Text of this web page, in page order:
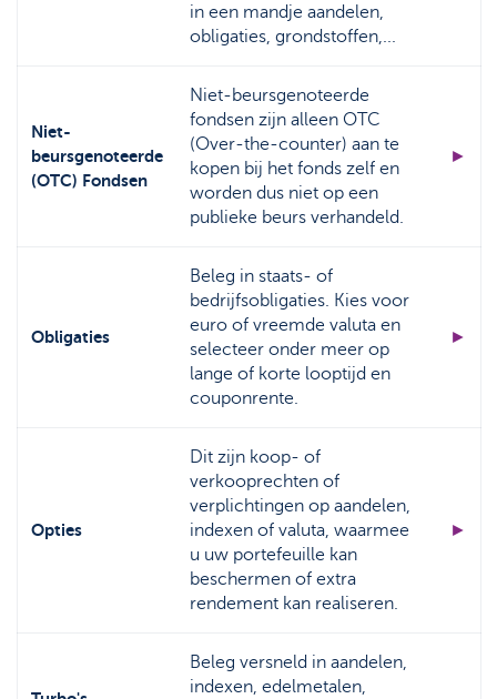
in een mandje aandelen,
obligaties, grondstoffen,...
Niet-
beursgenoteerde
(OTC) Fondsen
Niet-beursgenoteerde
fondsen zijn alleen OTC
(Over-the-counter) aan te
kopen bij het fonds zelf en
worden dus niet op een
publieke beurs verhandeld.
►
Obligaties
Beleg in staats- of
bedrijfsobligaties. Kies voor
euro of vreemde valuta en
selecteer onder meer op
lange of korte looptijd en
couponrente.
►
Opties
Dit zijn koop- of
verkooprechten of
verplichtingen op aandelen,
indexen of valuta, waarmee
u uw portefeuille kan
beschermen of extra
rendement kan realiseren.
►
Beleg versneld in aandelen,
indexen, edelmetalen,